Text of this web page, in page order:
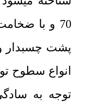
پشت چسبدار
انواع سطوح
توجه به